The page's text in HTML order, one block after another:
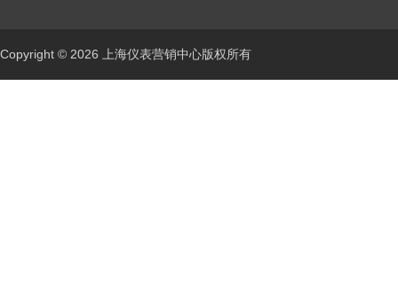
Copyright © 2026 上海仪表营销中心版权所有